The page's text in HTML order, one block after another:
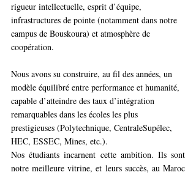
rigueur intellectuelle, esprit d’équipe,
infrastructures de pointe (notamment dans notre
campus de Bouskoura) et atmosphère de
coopération.
Nous avons su construire, au fil des années, un
modèle équilibré entre performance et humanité,
capable d’atteindre des taux d’intégration
remarquables dans les écoles les plus
prestigieuses (Polytechnique, CentraleSupélec,
HEC, ESSEC, Mines, etc.).
Nos étudiants incarnent cette ambition. Ils sont
notre meilleure vitrine, et leurs succès, au Maroc